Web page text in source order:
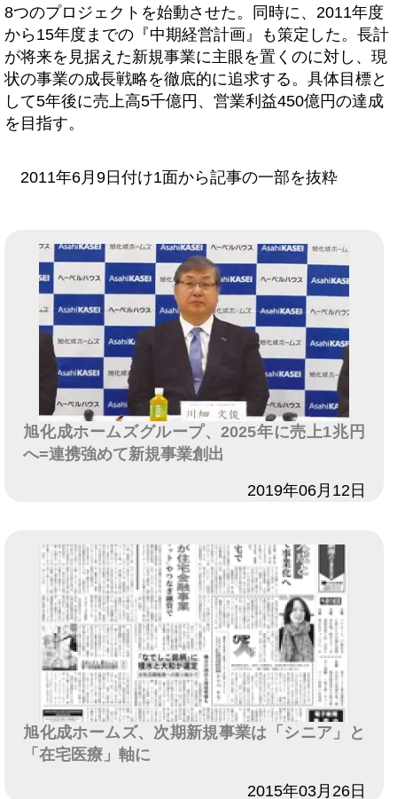
8つのプロジェクトを始動させた。同時に、2011年度
から15年度までの『中期経営計画』も策定した。長計
が将来を見据えた新規事業に主眼を置くのに対し、現
状の事業の成長戦略を徹底的に追求する。具体目標と
して5年後に売上高5千億円、営業利益450億円の達成
を目指す。
2011年6月9日付け1面から記事の一部を抜粋
旭化成ホームズグループ、2025年に売上1兆円
へ=連携強めて新規事業創出
2019年06月12日
旭化成ホームズ、次期新規事業は「シニア」と
「在宅医療」軸に
2015年03月26日